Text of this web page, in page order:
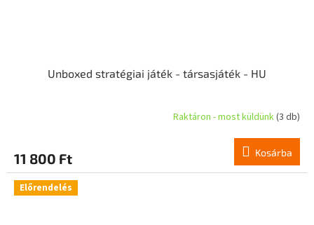
Unboxed stratégiai játék - társasjáték - HU
Raktáron - most küldünk(3 db)
11 800 Ft Kosárba
Előrendelés